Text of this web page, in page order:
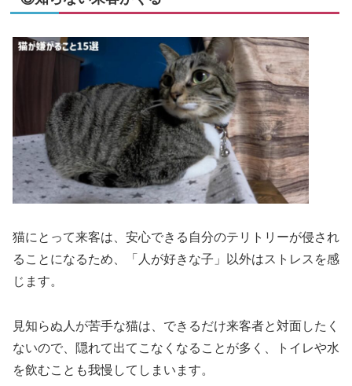
猫にとって来客は、安心できる自分のテリトリーが侵され
ることになるため、「人が好きな子」以外はストレスを感
じます。
見知らぬ人が苦手な猫は、できるだけ来客者と対面したく
ないので、隠れて出てこなくなることが多く、トイレや水
を飲むことも我慢してしまいます。